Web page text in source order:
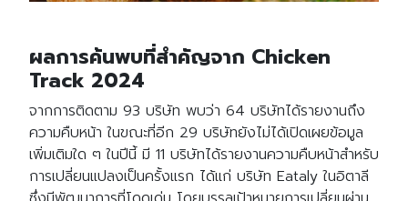
ผลการค้นพบที่สำคัญจาก Chicken
Track 2024
จากการติดตาม 93 บริษัท พบว่า 64 บริษัทได้รายงานถึง
ความคืบหน้า ในขณะที่อีก 29 บริษัทยังไม่ได้เปิดเผยข้อมูล
เพิ่มเติมใด ๆ ในปีนี้ มี 11 บริษัทได้รายงานความคืบหน้าสำหรับ
การเปลี่ยนแปลงเป็นครั้งแรก ได้แก่ บริษัท Eataly ในอิตาลี